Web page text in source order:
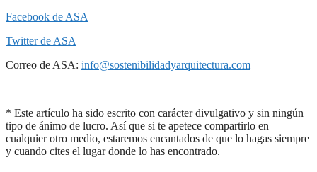
Facebook de ASA
Twitter de ASA
Correo de ASA: info@sostenibilidadyarquitectura.com
* Este artículo ha sido escrito con carácter divulgativo y sin ningún
tipo de ánimo de lucro. Así que si te apetece compartirlo en
cualquier otro medio, estaremos encantados de que lo hagas siempre
y cuando cites el lugar donde lo has encontrado.